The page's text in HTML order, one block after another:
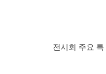
전시회 주요 특